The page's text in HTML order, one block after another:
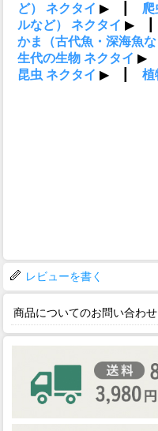
レビューを書く
商品についてのお問い合わせ